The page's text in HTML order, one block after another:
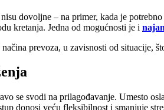
dovoljne – na primer, kada je
kretanja. Jedna od mogućnosti je i
prevoza, u zavisnosti od situacije,
se svodi na prilagođavanje. Umesto
donosi veću fleksibilnost i smanjuje